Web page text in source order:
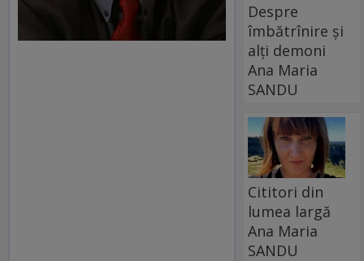
Despre
îmbătrînire și
alți demoni
Ana Maria
SANDU
Cititori din
lumea largă
Ana Maria
SANDU